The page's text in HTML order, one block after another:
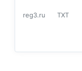
reg3.ru TXT